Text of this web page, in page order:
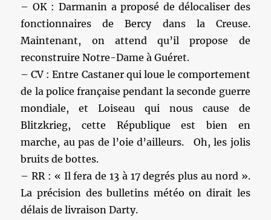
– OK : Darmanin a proposé de délocaliser des
fonctionnaires de Bercy dans la Creuse.
Maintenant, on attend qu’il propose de
reconstruire Notre-Dame à Guéret.
– CV : Entre Castaner qui loue le comportement
de la police française pendant la seconde guerre
mondiale, et Loiseau qui nous cause de
Blitzkrieg, cette République est bien en
marche, au pas de l’oie d’ailleurs. Oh, les jolis
bruits de bottes.
– RR : « Il fera de 13 à 17 degrés plus au nord ».
La précision des bulletins météo on dirait les
délais de livraison Darty.